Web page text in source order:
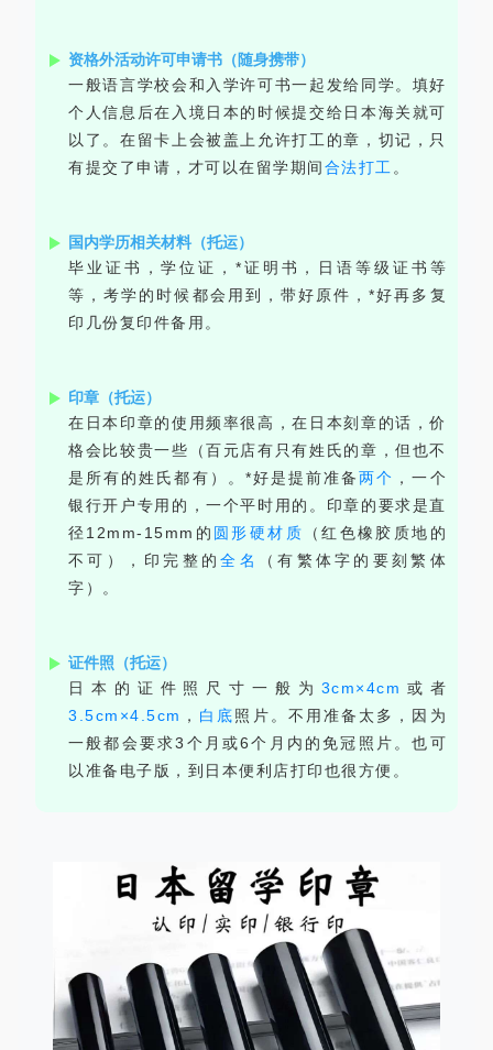
资格外活动许可申请书（随身携带）
一般语言学校会和入学许可书一起发给同学。填好
个人信息后在入境日本的时候提交给日本海关就可
以了。在留卡上会被盖上允许打工的章，切记，只
有提交了申请，才可以在留学期间合法打工。
国内学历相关材料（托运）
毕业证书，学位证，*证明书，日语等级证书等
等，考学的时候都会用到，带好原件，*好再多复
印几份复印件备用。
印章（托运）
在日本印章的使用频率很高，在日本刻章的话，价
格会比较贵一些（百元店有只有姓氏的章，但也不
是所有的姓氏都有）。*好是提前准备两个 ，一个
银行开户专用的，一个平时用的。印章的要求是直
径12mm-15mm的 圆形硬材质
（红色橡胶质地的
不可），印完整的全名
（有繁体字的要刻繁体
字）。
证件照（托运）
日本的证件照尺寸一般为 3cm×4cm 或者
3.5cm×4.5cm ， 白底照片。不用准备太多，因为
一般都会要求3个月或6个月内的免冠照片。也可
以准备电子版，到日本便利店打印也很方便。